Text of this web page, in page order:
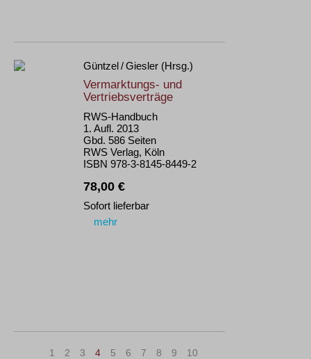
Güntzel / Giesler (Hrsg.)
Vermarktungs- und
Vertriebsverträge
RWS-Handbuch
1. Aufl. 2013
Gbd. 586 Seiten
RWS Verlag, Köln
ISBN 978-3-8145-8449-2
78,00 €
Sofort lieferbar
mehr
1 2 3 4 5 6 7 8 9 10